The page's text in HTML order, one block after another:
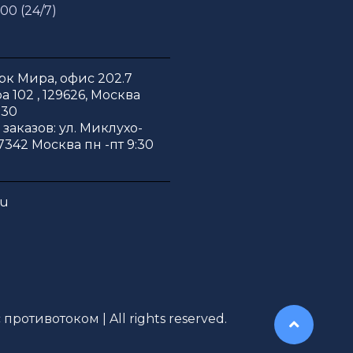
(24/7)
Мира, офис 202.7
102 , 129626, Москва
ул. Миклухо-
Москва пн -пт 9:30
| All rights reserved.